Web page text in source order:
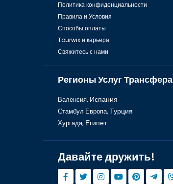
Политика конфиденциальности
Правила и Условия
Способы оплаты
Tourwix и карьера
Свяжитесь с нами
Регионы Услуг Трансфера
Валенсия, Испания
Стамбул Европа, Турция
Хургада, Египет
Давайте дружить!